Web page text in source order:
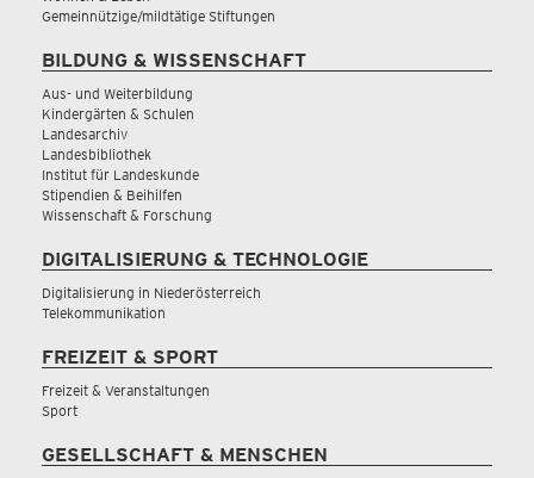
Gemeinnützige/mildtätige Stiftungen
BILDUNG & WISSENSCHAFT
Aus- und Weiterbildung
Kindergärten & Schulen
Landesarchiv
Landesbibliothek
Institut für Landeskunde
Stipendien & Beihilfen
Wissenschaft & Forschung
DIGITALISIERUNG & TECHNOLOGIE
Digitalisierung in Niederösterreich
Telekommunikation
FREIZEIT & SPORT
Freizeit & Veranstaltungen
Sport
GESELLSCHAFT & MENSCHEN